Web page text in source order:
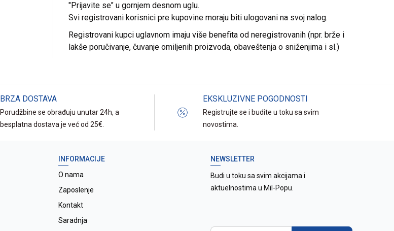
"Prijavite se" u gornjem desnom uglu.
Svi registrovani korisnici pre kupovine moraju biti ulogovani na svoj nalog.
Registrovani kupci uglavnom imaju više benefita od neregistrovanih (npr. brže i
lakše poručivanje, čuvanje omiljenih proizvoda, obaveštenja o sniženjima i sl.)
BRZA DOSTAVA
Porudžbine se obrađuju unutar 24h, a
besplatna dostava je već od 25€.
EKSKLUZIVNE POGODNOSTI
Registrujte se i budite u toku sa svim
novostima.
INFORMACIJE
O nama
Zaposlenje
Kontakt
Saradnja
NEWSLETTER
Budi u toku sa svim akcijama i
aktuelnostima u Mil-Popu.